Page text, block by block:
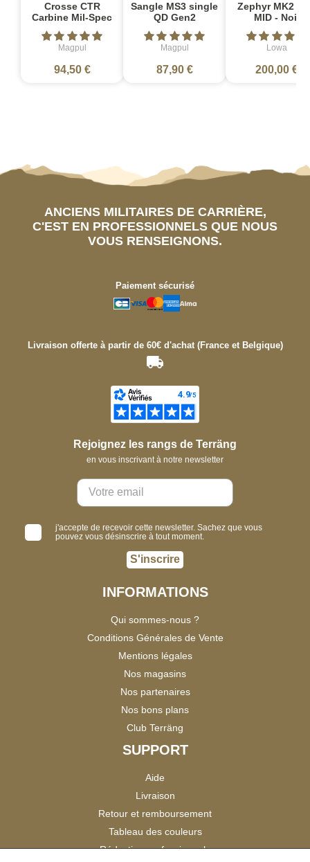
Crosse CTR
Carbine Mil-Spec
Magpul
94,50 €
Sangle MS3 single
QD Gen2
Magpul
87,90 €
Zephyr MK2
MID - Noir
Lowa
200,00 €
ANCIENS MILITAIRES DE CARRIÈRE,
C'EST EN PROFESSIONNELS QUE NOUS
VOUS RENSEIGNONS.
Paiement sécurisé
Livraison offerte à partir de 60€ d'achat (France et Belgique)
Rejoignez les rangs de Terräng
en vous inscrivant à notre newsletter
j'accepte de recevoir cette newsletter. Sachez que vous
pouvez vous désinscrire à tout moment.
S'inscrire
INFORMATIONS
Qui sommes-nous ?
Conditions Générales de Vente
Mentions légales
Nos magasins
Nos partenaires
Nos bons plans
Club Terräng
SUPPORT
Aide
Livraison
Retour et remboursement
Tableau des couleurs
Réduction professionnels